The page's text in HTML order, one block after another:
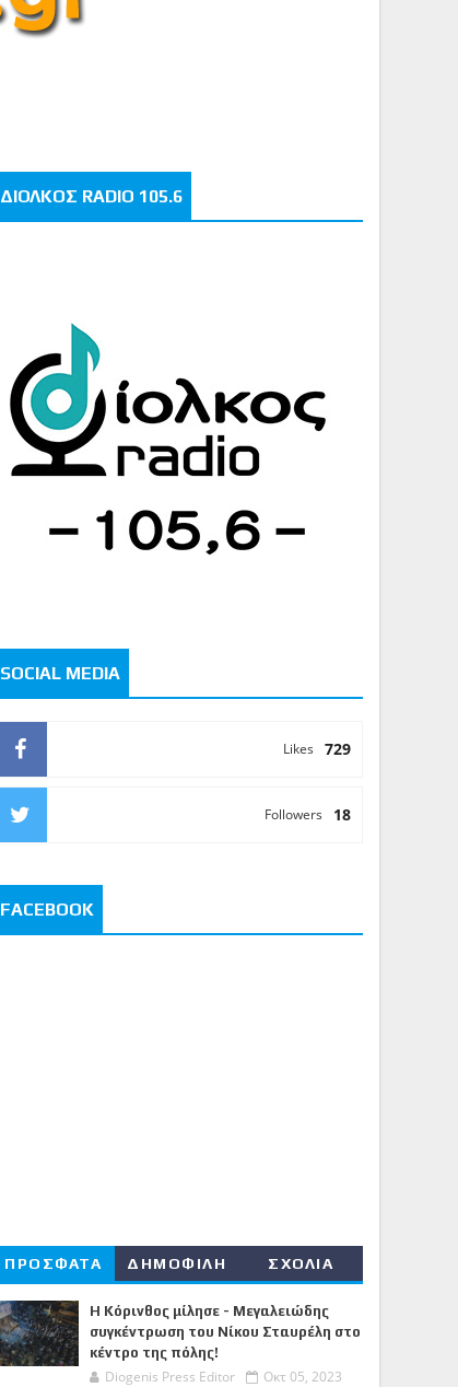
ΔΙΟΛΚΟΣ RADIO 105.6
SOCIAL MEDIA
729
Likes
18
Followers
FACEBOOK
ΠΡΟΣΦΑΤΑ ΔΗΜΟΦΙΛΗ ΣΧΟΛΙΑ
Η Κόρινθος μίλησε - Μεγαλειώδης
συγκέντρωση του Νίκου Σταυρέλη στο
κέντρο της πόλης!
Diogenis Press Editor Οκτ 05, 2023